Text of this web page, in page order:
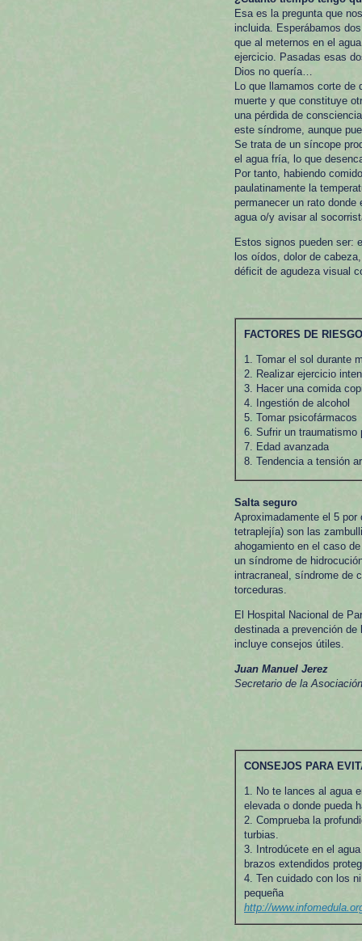
Esa es la pregunta que
incluida. Esperábamos
que al meternos en el
ejercicio. Pasadas esas
Dios no quería…
Lo que llamamos corte de
muerte y que constituye
una pérdida de
este síndrome, aunque
Se trata de un síncope
el agua fría, lo que
Por tanto, habiendo
paulatinamente la
permanecer un rato
agua o/y avisar al
Estos signos pueden ser:
los oídos, dolor de
déficit de agudeza visual
FACTORES DE
1. Tomar el sol durante
2. Realizar ejercicio
3. Hacer una comida
4. Ingestión de alcohol
5. Tomar psicofármacos
6. Sufrir un traumatismo
7. Edad avanzada
8. Tendencia a tensión
Salta seguro
Aproximadamente el 5
tetraplejía) son las
ahogamiento en el caso
un síndrome de
intracraneal, síndrome de
torceduras.
El Hospital Nacional de
destinada a prevención
incluye consejos útiles.
Juan Manuel Jerez
Secretario de la
CONSEJOS PARA
1. No te lances al agua
elevada o donde pueda
2. Comprueba la
turbias.
3. Introdúcete en el
brazos extendidos
4. Ten cuidado con los
pequeña
http://